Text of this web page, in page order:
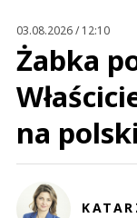
03.08.2026 / 12:10
Żabka
na